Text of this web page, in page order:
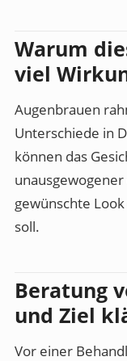
Warum
viel
Augenbrauen
Unterschiede in
können das
gewünschte
soll.
Beratung
und Ziel
Vor einer